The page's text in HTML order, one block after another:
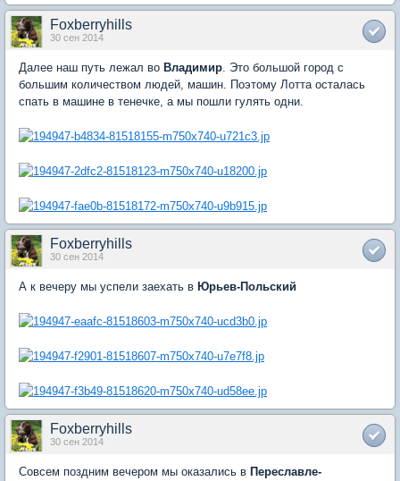
Foxberryhills
30 сен 2014
Далее наш путь лежал во Владимир . Это большой город с
большим количеством людей, машин. Поэтому Лотта осталась
спать в машине в тенечке, а мы пошли гулять одни.
Foxberryhills
30 сен 2014
А к вечеру мы успели заехать в Юрьев-Польский
Foxberryhills
30 сен 2014
Совсем поздним вечером мы оказались в Переславле-